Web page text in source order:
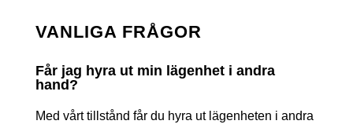
VANLIGA FRÅGOR
Får jag hyra ut min lägenhet i andra
hand?
Med vårt tillstånd får du hyra ut lägenheten i andra